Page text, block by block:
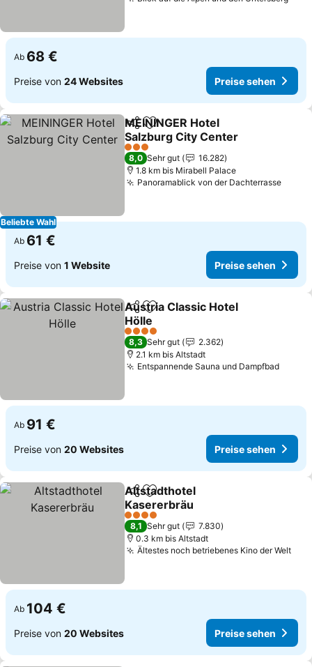
Ab 68 €
Preise von 24 Websites Preise sehen
Beliebte Wahl
TeilenZu Favoriten hinzufügen
MEININGER Hotel
Salzburg City Center
Preise sehen
3 Sterne
8,0 Sehr gut
16.282
1.8 km bis Mirabell Palace
Panoramablick von der Dachterrasse
Ab 61 €
Preise von 1 Website Preise sehen
TeilenZu Favoriten hinzufügen
Austria Classic Hotel
Hölle
Preise sehen
4 Sterne
8,3 Sehr gut
2.362
2.1 km bis Altstadt
Entspannende Sauna und Dampfbad
Ab 91 €
Preise von 20 Websites Preise sehen
TeilenZu Favoriten hinzufügen
Altstadthotel
Kasererbräu
Preise sehen
4 Sterne
8,1 Sehr gut
7.830
0.3 km bis Altstadt
Ältestes noch betriebenes Kino der Welt
Ab 104 €
Preise von 20 Websites Preise sehen